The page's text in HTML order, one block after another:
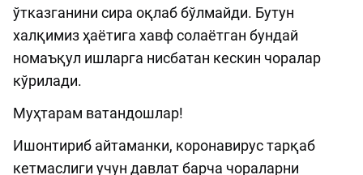
ўтказганини сира оқлаб бўлмайди. Бутун
халқимиз ҳаётига хавф солаётган бундай
номаъқул ишларга нисбатан кескин чоралар
кўрилади.
Муҳтарам ватандошлар!
Ишонтириб айтаманки, коронавирус тарқаб
кетмаслиги учун давлат барча чораларни